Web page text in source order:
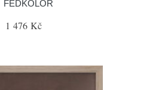
FEDKOLOR
1 476 Kč